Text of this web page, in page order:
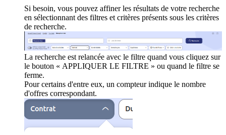
Si besoin, vous pouvez affiner les résultats de votre recherche
en sélectionnant des filtres et critères présents sous les critères
de recherche.
La recherche est relancée avec le filtre quand vous cliquez sur
le bouton « APPLIQUER LE FILTRE » ou quand le filtre se
ferme.
Pour certains d'entre eux, un compteur indique le nombre
d'offres correspondant.